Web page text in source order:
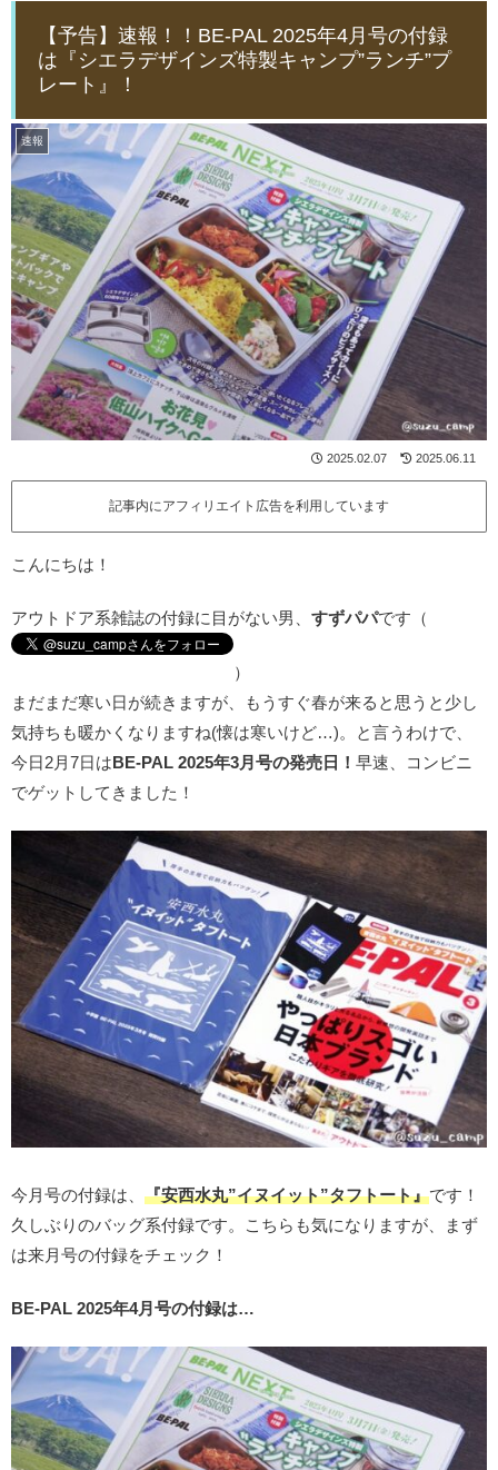
【予告】速報！！BE-PAL 2025年4月号の付録
は『シエラデザインズ特製キャンプ”ランチ”プ
レート』！
速報
2025.02.07 2025.06.11
記事内にアフィリエイト広告を利用しています
こんにちは！
アウトドア系雑誌の付録に目がない男、 すずパパです（
）
まだまだ寒い日が続きますが、もうすぐ春が来ると思うと少し
気持ちも暖かくなりますね(懐は寒いけど…)。と言うわけで、
今日2月7日はBE-PAL 2025年3月号の発売日！ 早速、コンビニ
でゲットしてきました！
今月号の付録は、 『安西水丸”イヌイット”タフトート』です！
久しぶりのバッグ系付録です。こちらも気になりますが、まず
は来月号の付録をチェック！
BE-PAL 2025年4月号の付録は…